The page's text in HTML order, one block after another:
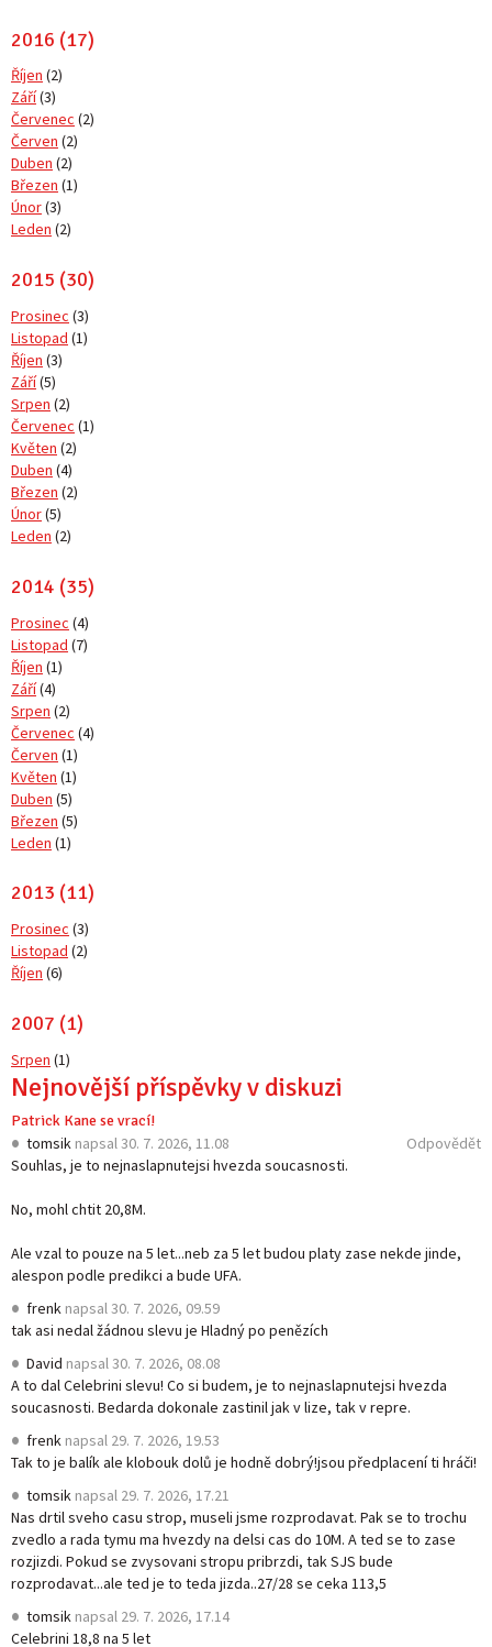
2016 (17)
Říjen (2)
Září(3)
Červenec (2)
Červen (2)
Duben (2)
Březen (1)
Únor(3)
Leden (2)
2015 (30)
Prosinec (3)
Listopad (1)
Říjen (3)
Září(5)
Srpen (2)
Červenec (1)
Květen (2)
Duben (4)
Březen (2)
Únor(5)
Leden (2)
2014 (35)
Prosinec (4)
Listopad (7)
Říjen (1)
Září(4)
Srpen (2)
Červenec (4)
Červen (1)
Květen (1)
Duben (5)
Březen (5)
Leden (1)
2013 (11)
Prosinec (3)
Listopad (2)
Říjen (6)
2007 (1)
Srpen (1)
Nejnovější příspěvky v diskuzi
Patrick Kane se vrací!
tomsik napsal30. 7. 2026, 11.08
Souhlas, je to nejnaslapnutejsi hvezda soucasnosti.
No, mohl chtit 20,8M.
Ale vzal to pouze na 5 let...neb za 5 let budou platy zase nekde jinde,
alespon podle predikci a bude UFA.
Odpovědět
frenk napsal30. 7. 2026, 09.59
tak asi nedal žádnou slevu je Hladný po penězích
David napsal30. 7. 2026, 08.08
A to dal Celebrini slevu! Co si budem, je to nejnaslapnutejsi hvezda
soucasnosti. Bedarda dokonale zastinil jak v lize, tak v repre.
frenk napsal 29. 7. 2026, 19.53
Tak to je balík ale klobouk dolů je hodně dobrý!jsou předplacení ti hráči!
tomsik napsal 29. 7. 2026, 17.21
Nas drtil sveho casu strop, museli jsme rozprodavat. Pak se to trochu
zvedlo a rada tymu ma hvezdy na delsi cas do 10M. A ted se to zase
rozjizdi. Pokud se zvysovani stropu pribrzdi, tak SJS bude
rozprodavat...ale ted je to teda jizda..27/28 se ceka 113,5
tomsik napsal 29. 7. 2026, 17.14
Celebrini 18,8 na 5 let